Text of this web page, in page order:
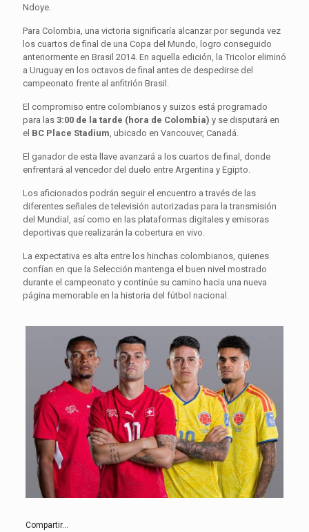
Ndoye.
Para Colombia, una victoria significaría alcanzar por segunda vez
los cuartos de final de una Copa del Mundo, logro conseguido
anteriormente en Brasil 2014. En aquella edición, la Tricolor eliminó
a Uruguay en los octavos de final antes de despedirse del
campeonato frente al anfitrión Brasil.
El compromiso entre colombianos y suizos está programado
para las 3:00 de la tarde (hora de Colombia) y se disputará en
el BC Place Stadium , ubicado en Vancouver, Canadá.
El ganador de esta llave avanzará a los cuartos de final, donde
enfrentará al vencedor del duelo entre Argentina y Egipto.
Los aficionados podrán seguir el encuentro a través de las
diferentes señales de televisión autorizadas para la transmisión
del Mundial, así como en las plataformas digitales y emisoras
deportivas que realizarán la cobertura en vivo.
La expectativa es alta entre los hinchas colombianos, quienes
confían en que la Selección mantenga el buen nivel mostrado
durante el campeonato y continúe su camino hacia una nueva
página memorable en la historia del fútbol nacional.
Compartir...